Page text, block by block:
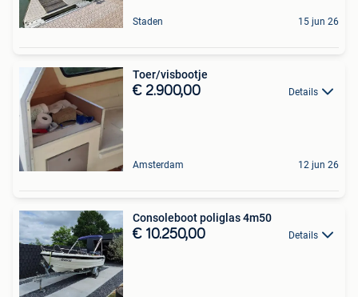
Staden 15 jun 26
Toer/visbootje
€ 2.900,00 Details
Amsterdam 12 jun 26
Consoleboot poliglas 4m50
€ 10.250,00 Details